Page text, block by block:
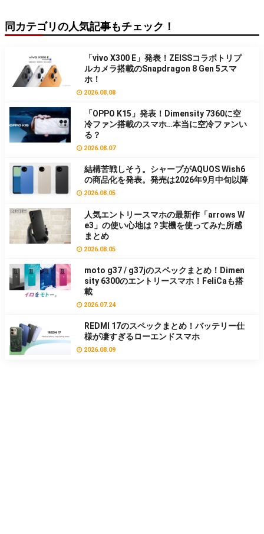
同カテゴリの人気記事もチェック！
「vivo X300 E」発表！ZEISSコラボトリプ
ルカメラ搭載のSnapdragon 8 Gen 5スマ
ホ！
2026.08.08
「OPPO K15」発表！Dimensity 7360に空
冷ファン搭載のスマホ…本当に空冷ファンい
る？
2026.08.07
結構苦戦しそう。シャープがAQUOS Wish6
の商品化を発表。発売は2026年9月中旬以降
2026.08.05
人気エントリースマホの最新作「arrows W
e3」の使い心地は？実機を使ってみた所感
まとめ
2026.08.05
moto g37 / g37jのスペックまとめ！Dimen
sity 6300のエントリースマホ！FeliCaも搭
載
2026.07.24
REDMI 17のスペックまとめ！バッテリー仕
様が凄すぎるローエンドスマホ
2026.08.09